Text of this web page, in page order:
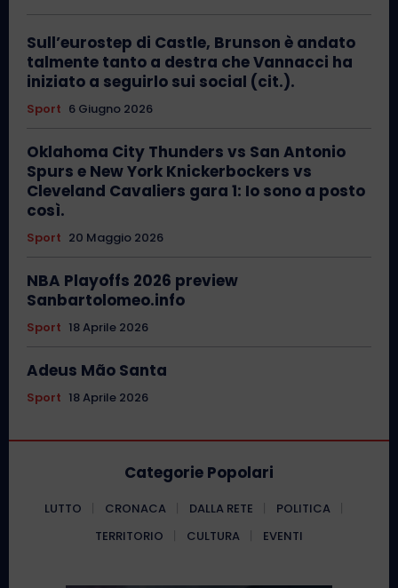
Sull’eurostep di Castle, Brunson è andato
talmente tanto a destra che Vannacci ha
iniziato a seguirlo sui social (cit.).
Sport 6 Giugno 2026
Oklahoma City Thunders vs San Antonio
Spurs e New York Knickerbockers vs
Cleveland Cavaliers gara 1: Io sono a posto
così.
Sport 20 Maggio 2026
NBA Playoffs 2026 preview
Sanbartolomeo.info
Sport 18 Aprile 2026
Adeus Mão Santa
Sport 18 Aprile 2026
Categorie Popolari
LUTTO CRONACA DALLA RETE
POLITICA
TERRITORIO
CULTURA EVENTI